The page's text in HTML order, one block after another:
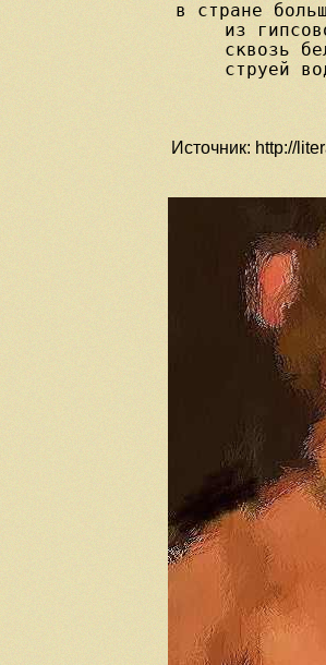
в стране
из
сквозь
струей
Источник: http://